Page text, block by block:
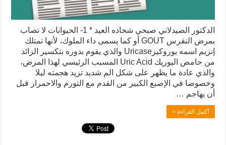
الدكتور الصيدلاني صبحي شحاده العيد * 1- الحيوانات لا تصاب
بمرض النقرس GOUT أو كما يسمى داء الملوك، لأنها تمتلك
إنزيم اسمه يوروكيزUricase والذي يقوم بدوره بتكسير الزائد
من حامض اليوريك Uric Acid المسبب الرئيسي لهذا المرض،
والذي عادة ما يظهر على شكل الم شديد تزيد هجمته ليلا
وخصوصا في الإصبع الكبير من القدم مع التورم والاحمرار قبل
أن يهاجم …
أكمل القراءة »